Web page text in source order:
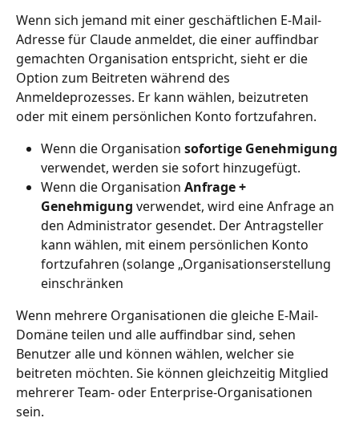
Wenn sich jemand mit einer geschäftlichen E-Mail-
Adresse für Claude anmeldet, die einer auffindbar
gemachten Organisation entspricht, sieht er die
Option zum Beitreten während des
Anmeldeprozesses. Er kann wählen, beizutreten
oder mit einem persönlichen Konto fortzufahren.
Wenn die Organisation sofortige Genehmigung
verwendet, werden sie sofort hinzugefügt.
Wenn die Organisation Anfrage +
Genehmigung verwendet, wird eine Anfrage an
den Administrator gesendet. Der Antragsteller
kann wählen, mit einem persönlichen Konto
fortzufahren (solange „Organisationserstellung
einschränken
Wenn mehrere Organisationen die gleiche E-Mail-
Domäne teilen und alle auffindbar sind, sehen
Benutzer alle und können wählen, welcher sie
beitreten möchten. Sie können gleichzeitig Mitglied
mehrerer Team- oder Enterprise-Organisationen
sein.